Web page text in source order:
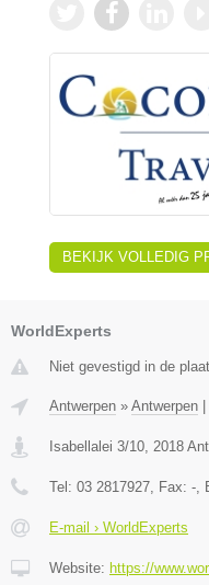
BEKIJK VOLLEDIG
WorldExperts
Niet gevestigd in de
Antwerpen » Antwerpen
Isabellalei 3/10 2018
Tel: 03 2817927 , Fax: -
E-mail › WorldExperts
Website: https://